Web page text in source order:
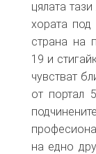
цялата
хората
страна на
19 и
чувстват
от портал
на едно